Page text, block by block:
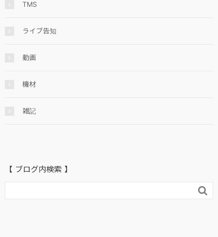
TMS
ライブ告知
動画
機材
雑記
【 ブログ内検索 】
